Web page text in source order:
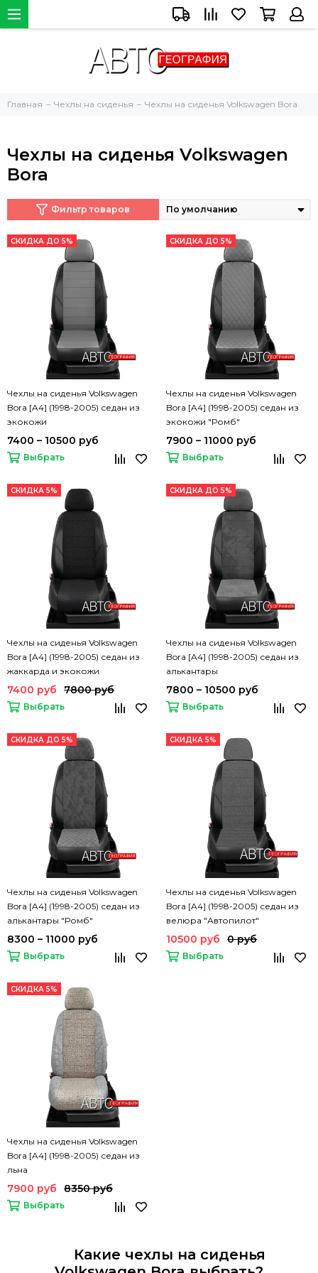
Главная Чехлы на сиденья Чехлы на сиденья Volkswagen Bora
Чехлы на сиденья Volkswagen
Bora
Фильтр товаров
СКИДКА ДО 5%
Чехлы на сиденья Volkswagen
Bora [A4] (1998-2005) седан из
экокожи
7400 – 10500 руб
Выбрать
СКИДКА ДО 5%
Чехлы на сиденья Volkswagen
Bora [A4] (1998-2005) седан из
экокожи "Ромб"
7900 – 11000 руб
Выбрать
СКИДКА 5%
Чехлы на сиденья Volkswagen
Bora [A4] (1998-2005) седан из
жаккарда и экокожи
(комбинированные)
7400 руб 7800 руб
Выбрать
СКИДКА ДО 5%
Чехлы на сиденья Volkswagen
Bora [A4] (1998-2005) седан из
алькантары
7800 – 10500 руб
Выбрать
СКИДКА ДО 5%
Чехлы на сиденья Volkswagen
Bora [A4] (1998-2005) седан из
алькантары "Ромб"
8300 – 11000 руб
Выбрать
СКИДКА 5%
Чехлы на сиденья Volkswagen
Bora [A4] (1998-2005) седан из
велюра "Автопилот"
10500 руб 0 руб
Выбрать
СКИДКА 5%
Чехлы на сиденья Volkswagen
Bora [A4] (1998-2005) седан из
льна
7900 руб 8350 руб
Выбрать
Какие чехлы на сиденья